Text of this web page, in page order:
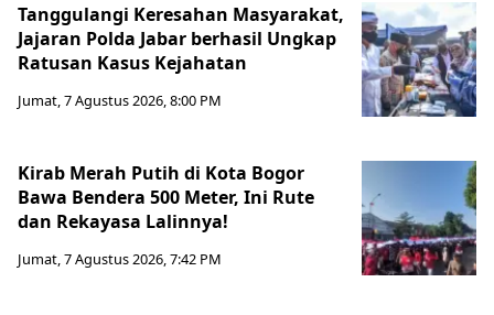
Tanggulangi Keresahan Masyarakat,
Jajaran Polda Jabar berhasil Ungkap
Ratusan Kasus Kejahatan
Jumat, 7 Agustus 2026, 8:00 PM
Kirab Merah Putih di Kota Bogor
Bawa Bendera 500 Meter, Ini Rute
dan Rekayasa Lalinnya!
Jumat, 7 Agustus 2026, 7:42 PM